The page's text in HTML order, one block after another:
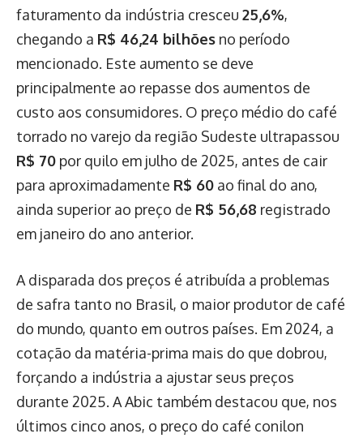
faturamento da indústria cresceu 25,6%,
chegando a R$ 46,24 bilhões no período
mencionado. Este aumento se deve
principalmente ao repasse dos aumentos de
custo aos consumidores. O preço médio do café
torrado no varejo da região Sudeste ultrapassou
R$ 70 por quilo em julho de 2025, antes de cair
para aproximadamente R$ 60 ao final do ano,
ainda superior ao preço de R$ 56,68 registrado
em janeiro do ano anterior.
A disparada dos preços é atribuída a problemas
de safra tanto no Brasil, o maior produtor de café
do mundo, quanto em outros países. Em 2024, a
cotação da matéria-prima mais do que dobrou,
forçando a indústria a ajustar seus preços
durante 2025. A Abic também destacou que, nos
últimos cinco anos, o preço do café conilon